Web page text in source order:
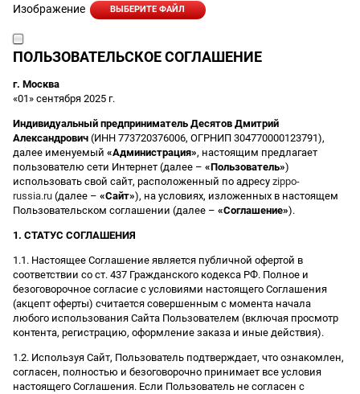
Изображение ВЫБЕРИТЕ ФАЙЛ
ПОЛЬЗОВАТЕЛЬСКОЕ СОГЛАШЕНИЕ
г. Москва
«01» сентября 2025 г.
Индивидуальный предприниматель Десятов Дмитрий
Александрович (ИНН 773720376006, ОГРНИП 304770000123791),
далее именуемый «Администрация», настоящим предлагает
пользователю сети Интернет (далее – «Пользователь»)
использовать свой сайт, расположенный по адресу zippo-
russia.ru (далее – «Сайт»), на условиях, изложенных в настоящем
Пользовательском соглашении (далее – «Соглашение»).
1. СТАТУС СОГЛАШЕНИЯ
1.1. Настоящее Соглашение является публичной офертой в
соответствии со ст. 437 Гражданского кодекса РФ. Полное и
безоговорочное согласие с условиями настоящего Соглашения
(акцепт оферты) считается совершенным с момента начала
любого использования Сайта Пользователем (включая просмотр
контента, регистрацию, оформление заказа и иные действия).
1.2. Используя Сайт, Пользователь подтверждает, что ознакомлен,
согласен, полностью и безоговорочно принимает все условия
настоящего Соглашения. Если Пользователь не согласен с